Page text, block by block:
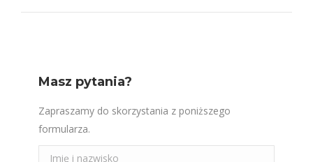
Masz pytania?
Zapraszamy do skorzystania z poniższego
formularza.